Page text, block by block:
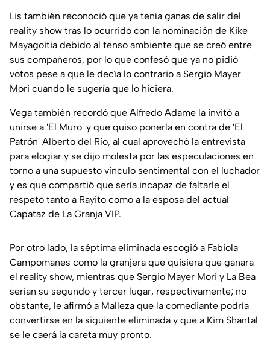
Lis también reconoció que ya tenía ganas de salir del
reality show tras lo ocurrido con la nominación de Kike
Mayagoitia debido al tenso ambiente que se creó entre
sus compañeros, por lo que confesó que ya no pidió
votos pese a que le decía lo contrario a Sergio Mayer
Mori cuando le sugería que lo hiciera.
Vega también recordó que Alfredo Adame la invitó a
unirse a 'El Muro' y que quiso ponerla en contra de 'El
Patrón' Alberto del Río, al cual aprovechó la entrevista
para elogiar y se dijo molesta por las especulaciones en
torno a una supuesto vínculo sentimental con el luchador
y es que compartió que sería incapaz de faltarle el
respeto tanto a Rayito como a la esposa del actual
Capataz de La Granja VIP.
Por otro lado, la séptima eliminada escogió a Fabiola
Campomanes como la granjera que quisiera que ganara
el reality show, mientras que Sergio Mayer Mori y La Bea
serían su segundo y tercer lugar, respectivamente; no
obstante, le afirmó a Malleza que la comediante podría
convertirse en la siguiente eliminada y que a Kim Shantal
se le caerá la careta muy pronto.